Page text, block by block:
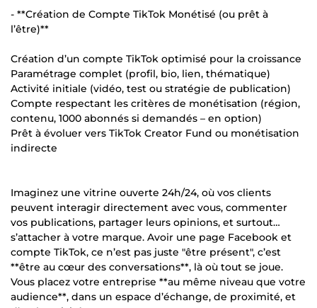
- **Création de Compte TikTok Monétisé (ou prêt à
l’être)**
Création d’un compte TikTok optimisé pour la croissance
Paramétrage complet (profil, bio, lien, thématique)
Activité initiale (vidéo, test ou stratégie de publication)
Compte respectant les critères de monétisation (région,
contenu, 1000 abonnés si demandés – en option)
Prêt à évoluer vers TikTok Creator Fund ou monétisation
indirecte
Imaginez une vitrine ouverte 24h/24, où vos clients
peuvent interagir directement avec vous, commenter
vos publications, partager leurs opinions, et surtout…
s’attacher à votre marque. Avoir une page Facebook et
compte TikTok, ce n’est pas juste "être présent", c’est
**être au cœur des conversations**, là où tout se joue.
Vous placez votre entreprise **au même niveau que votre
audience**, dans un espace d’échange, de proximité, et